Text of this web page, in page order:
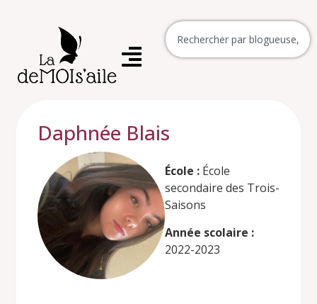
Daphnée Blais
École : École
secondaire des Trois-
Saisons
Année scolaire :
2022-2023